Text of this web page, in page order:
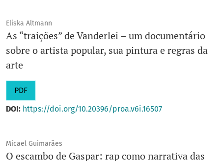
Eliska Altmann
As “traições” de Vanderlei – um documentário
sobre o artista popular, sua pintura e regras da
arte
PDF
DOI: https://doi.org/10.20396/proa.v6i.16507
Micael Guimarães
O escambo de Gaspar: rap como narrativa das